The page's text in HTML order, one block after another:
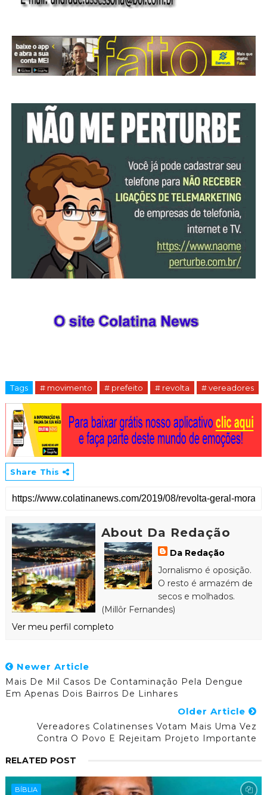
Tags # movimento # prefeito # revolta # vereadores
Share This
About Da Redação
Da Redação
Jornalismo é oposição.
O resto é armazém de
secos e molhados.
(Millôr Fernandes)
Ver meu perfil completo
Newer Article
Mais De Mil Casos De Contaminação Pela Dengue
Em Apenas Dois Bairros De Linhares
Older Article
Vereadores Colatinenses Votam Mais Uma Vez
Contra O Povo E Rejeitam Projeto Importante
RELATED POST
BÍBLIA